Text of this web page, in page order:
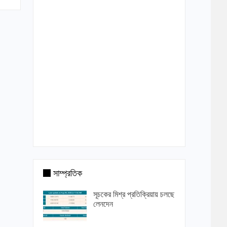
সাম্প্রতিক
সূচকের মিশ্র প্রতিক্রিয়ায় চলছে
লেনদেন